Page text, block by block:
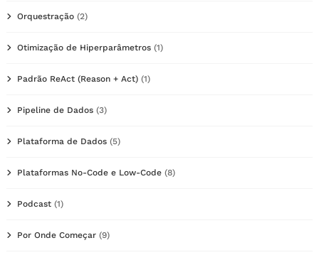
Orquestração (2)
Otimização de Hiperparâmetros (1)
Padrão ReAct (Reason + Act) (1)
Pipeline de Dados (3)
Plataforma de Dados (5)
Plataformas No-Code e Low-Code (8)
Podcast (1)
Por Onde Começar (9)